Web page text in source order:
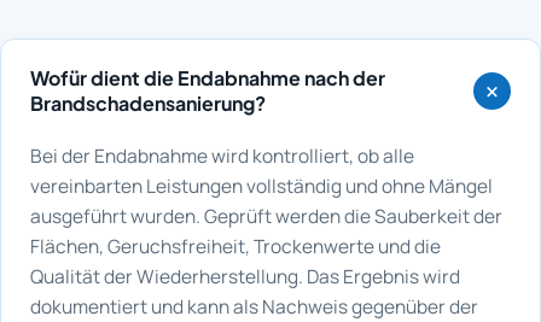
Wofür dient die Endabnahme nach der
Brandschadensanierung?
Bei der Endabnahme wird kontrolliert, ob alle
vereinbarten Leistungen vollständig und ohne Mängel
ausgeführt wurden. Geprüft werden die Sauberkeit der
Flächen, Geruchsfreiheit, Trockenwerte und die
Qualität der Wiederherstellung. Das Ergebnis wird
dokumentiert und kann als Nachweis gegenüber der